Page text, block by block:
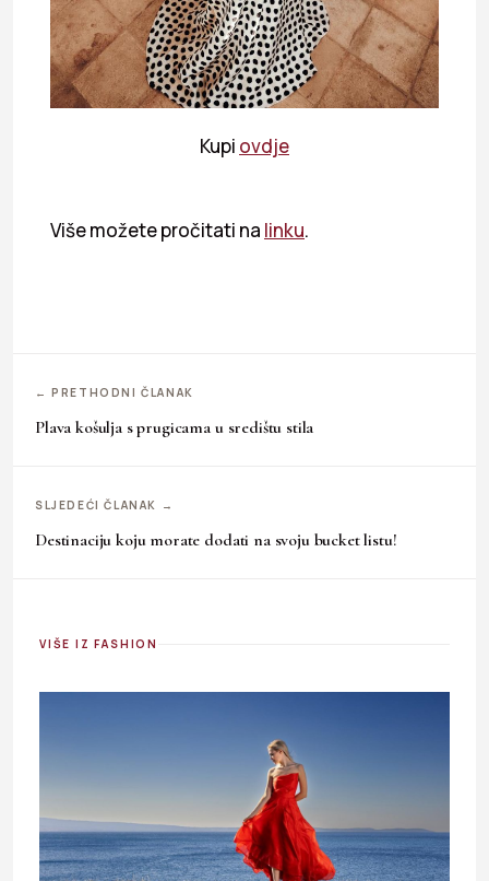
Kupi ovdje
Više možete pročitati na linku.
← PRETHODNI ČLANAK
Plava košulja s prugicama u središtu stila
SLJEDEĆI ČLANAK →
Destinaciju koju morate dodati na svoju bucket listu!
VIŠE IZ FASHION